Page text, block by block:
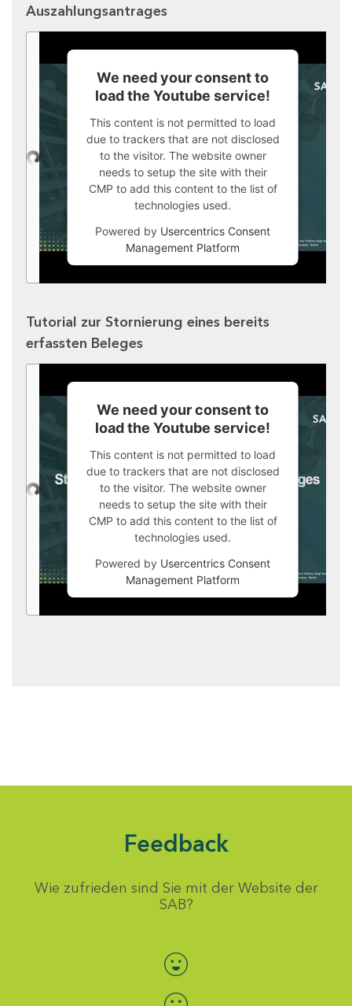
Auszahlungsantrages
We need your consent to
load the Youtube service!
This content is not permitted to load
due to trackers that are not disclosed
to the visitor. The website owner
needs to setup the site with their
CMP to add this content to the list of
technologies used.
Powered by Usercentrics Consent
Management Platform
Tutorial zur Stornierung eines bereits
erfassten Beleges
We need your consent to
load the Youtube service!
This content is not permitted to load
due to trackers that are not disclosed
to the visitor. The website owner
needs to setup the site with their
CMP to add this content to the list of
technologies used.
Powered by Usercentrics Consent
Management Platform
Feedback
Wie zufrieden sind Sie mit der Website der
SAB?
Bewertung auswählen